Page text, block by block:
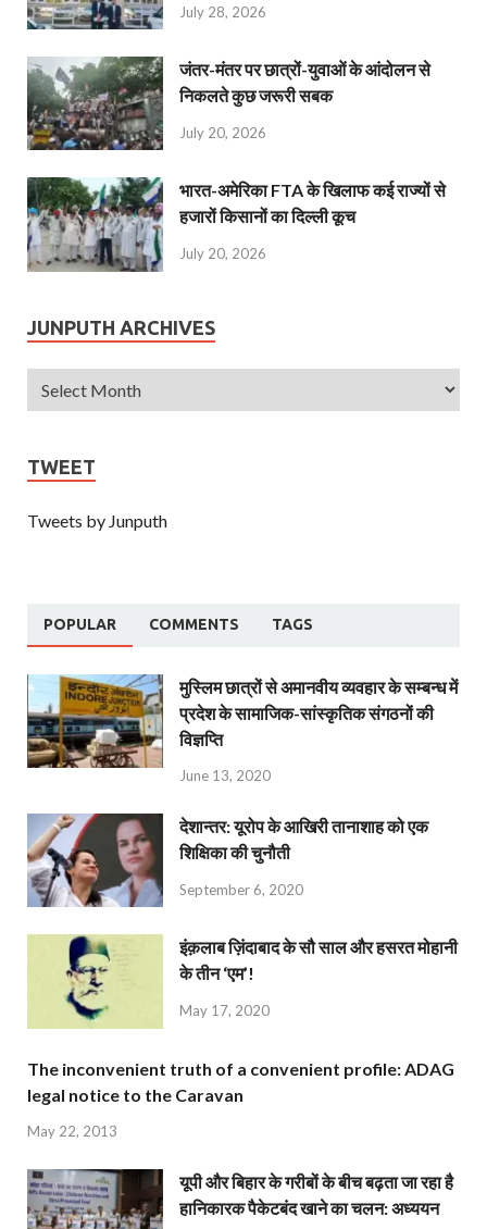
July 28, 2026
जंतर-मंतर पर छात्रों-युवाओं के आंदोलन से
निकलते कुछ जरूरी सबक
July 20, 2026
भारत-अमेरिका FTA के खिलाफ कई राज्यों से
हजारों किसानों का दिल्ली कूच
July 20, 2026
JUNPUTH ARCHIVES
TWEET
Tweets by Junputh
POPULAR COMMENTS TAGS
मुस्लिम छात्रों से अमानवीय व्यवहार के सम्बन्ध में
प्रदेश के सामाजिक-सांस्कृतिक संगठनों की
विज्ञप्ति
June 13, 2020
देशान्‍तर: यूरोप के आखिरी तानाशाह को एक
शिक्षिका की चुनौती
September 6, 2020
इंक़लाब ज़िंदाबाद के सौ साल और हसरत मोहानी
के तीन ‘एम’!
May 17, 2020
The inconvenient truth of a convenient profile: ADAG
legal notice to the Caravan
May 22, 2013
यूपी और बिहार के गरीबों के बीच बढ़ता जा रहा है
हानिकारक पैकेटबंद खाने का चलन: अध्ययन